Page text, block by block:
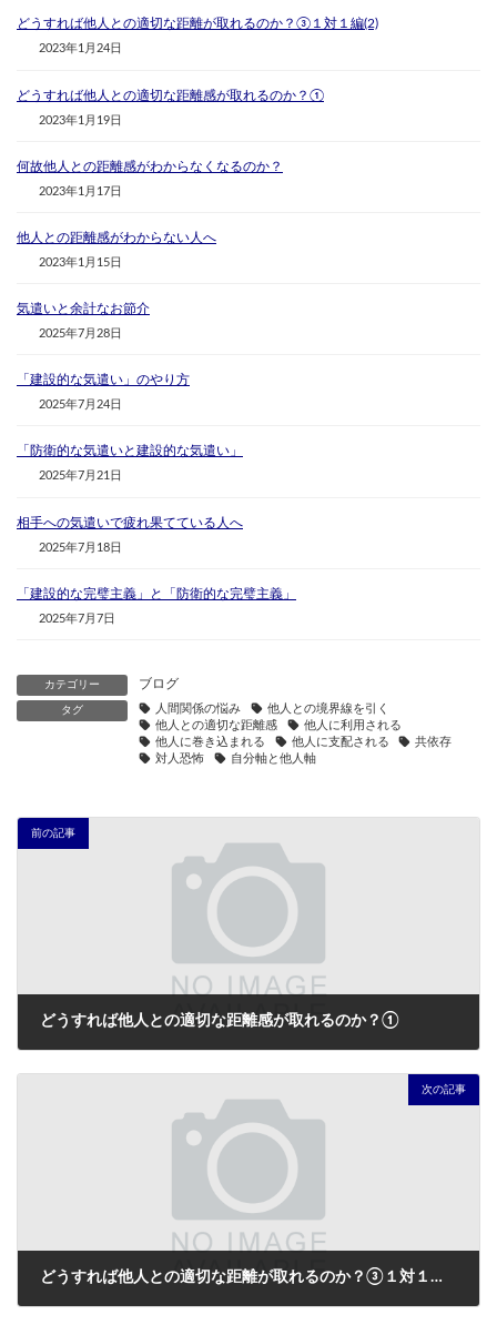
どうすれば他人との適切な距離が取れるのか？③１対１編(2)
2023年1月24日
どうすれば他人との適切な距離感が取れるのか？①
2023年1月19日
何故他人との距離感がわからなくなるのか？
2023年1月17日
他人との距離感がわからない人へ
2023年1月15日
気遣いと余計なお節介
2025年7月28日
「建設的な気遣い」のやり方
2025年7月24日
「防衛的な気遣いと建設的な気遣い」
2025年7月21日
相手への気遣いで疲れ果てている人へ
2025年7月18日
「建設的な完璧主義」と「防衛的な完璧主義」
2025年7月7日
カテゴリー ブログ
タグ 人間関係の悩み
他人との境界線を引く
他人との適切な距離感
他人に利用される
他人に巻き込まれる
他人に支配される
共依存
対人恐怖
自分軸と他人軸
前の記事
どうすれば他人との適切な距離感が取れるのか？①
次の記事
どうすれば他人との適切な距離が取れるのか？③１対１編(2)